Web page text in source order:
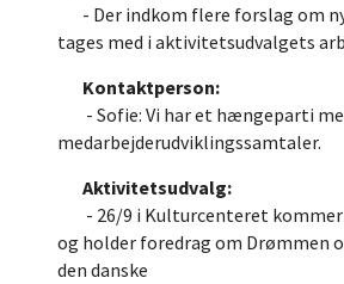
- Der indkom flere forslag om
tages med i aktivitetsudvalgets
Kontaktperson:
- Sofie: Vi har et hængeparti
medarbejderudviklingssamtaler.
Aktivitetsudvalg:
- 26/9 i Kulturcenteret
og holder foredrag om Drømmen
den danske